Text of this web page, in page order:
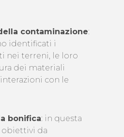
contaminazione:
identificati i
nei terreni, le loro
dei materiali
con le
bonifica: in questa
obiettivi da